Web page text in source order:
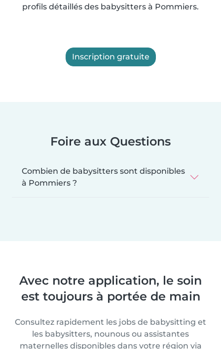
profils détaillés des babysitters à Pommiers.
Inscription gratuite
Foire aux Questions
Combien de babysitters sont disponibles
à Pommiers ?
Avec notre application, le soin
est toujours à portée de main
Consultez rapidement les jobs de babysitting et
les babysitters, nounous ou assistantes
maternelles disponibles dans votre région via